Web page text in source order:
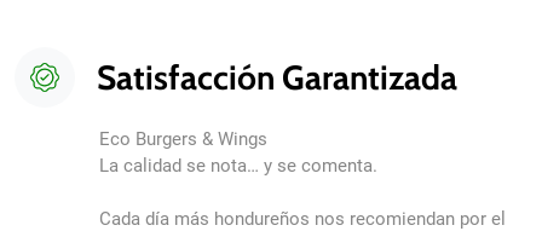
Satisfacción Garantizada
Eco Burgers & Wings
La calidad se nota… y se comenta.
Cada día más hondureños nos recomiendan por el